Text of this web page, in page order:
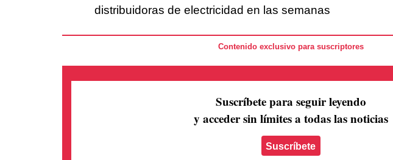
distribuidoras de electricidad en las semanas
Contenido exclusivo para suscriptores
Suscríbete para seguir leyendo
y acceder sin límites a todas las noticias
Suscríbete